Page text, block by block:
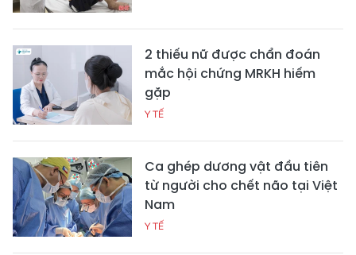
2 thiếu nữ được chẩn đoán
mắc hội chứng MRKH hiếm
gặp
Y TẾ
Ca ghép dương vật đầu tiên
từ người cho chết não tại Việt
Nam
Y TẾ